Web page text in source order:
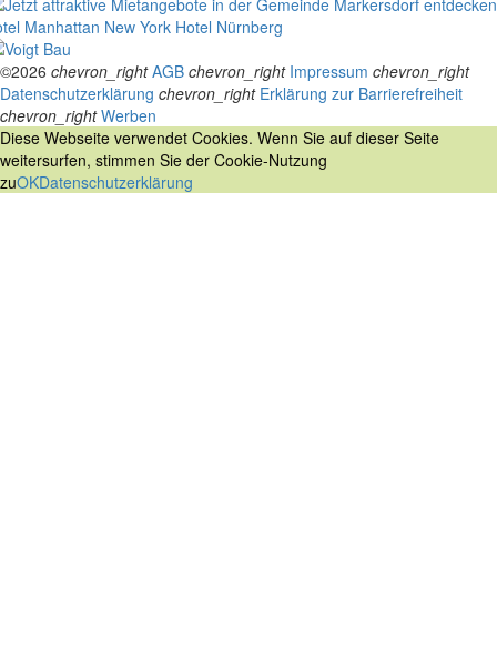
Manhattan New York Hotel Nürnberg
©2026 chevron_right AGB chevron_right Impressum chevron_right
Datenschutzerklärung chevron_right Erklärung zur Barrierefreiheit
chevron_right Werben
Diese Webseite verwendet Cookies. Wenn Sie auf dieser Seite
weitersurfen, stimmen Sie der Cookie-Nutzung
zuOKDatenschutzerklärung